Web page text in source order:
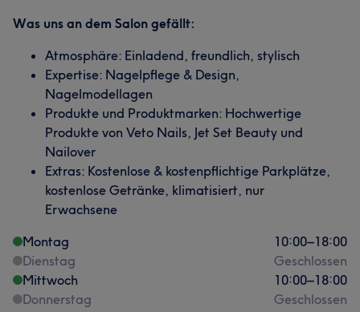
Was uns an dem Salon gefällt:
Atmosphäre: Einladend, freundlich, stylisch
Expertise: Nagelpflege & Design,
Nagelmodellagen
Produkte und Produktmarken: Hochwertige
Produkte von Veto Nails, Jet Set Beauty und
Nailover
Extras: Kostenlose & kostenpflichtige Parkplätze,
kostenlose Getränke, klimatisiert, nur
Erwachsene
Montag
10:00–18:00
Dienstag
Geschlossen
Mittwoch
10:00–18:00
Donnerstag
Geschlossen